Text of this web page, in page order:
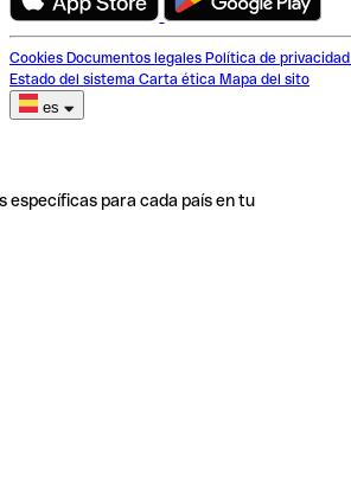
Cookies Documentos legales Política de privacidad
Estado del sistema Carta ética Mapa del sito
es
específicas para cada país en tu